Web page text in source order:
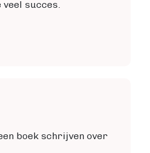
succes.
boek schrijven over